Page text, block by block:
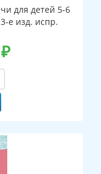
для детей 5-6
е изд. испр.
₽